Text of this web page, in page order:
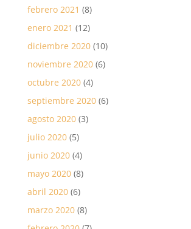
febrero 2021 (8)
enero 2021 (12)
diciembre 2020(10)
noviembre 2020(6)
octubre 2020(4)
septiembre 2020(6)
agosto 2020(3)
julio 2020(5)
junio 2020(4)
mayo 2020(8)
abril 2020(6)
marzo 2020(8)